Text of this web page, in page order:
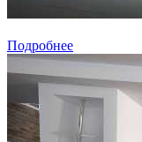
Подробнее